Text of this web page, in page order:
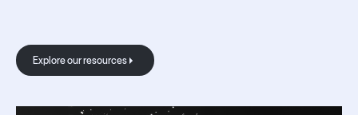
Explore our resources
Explore our resources